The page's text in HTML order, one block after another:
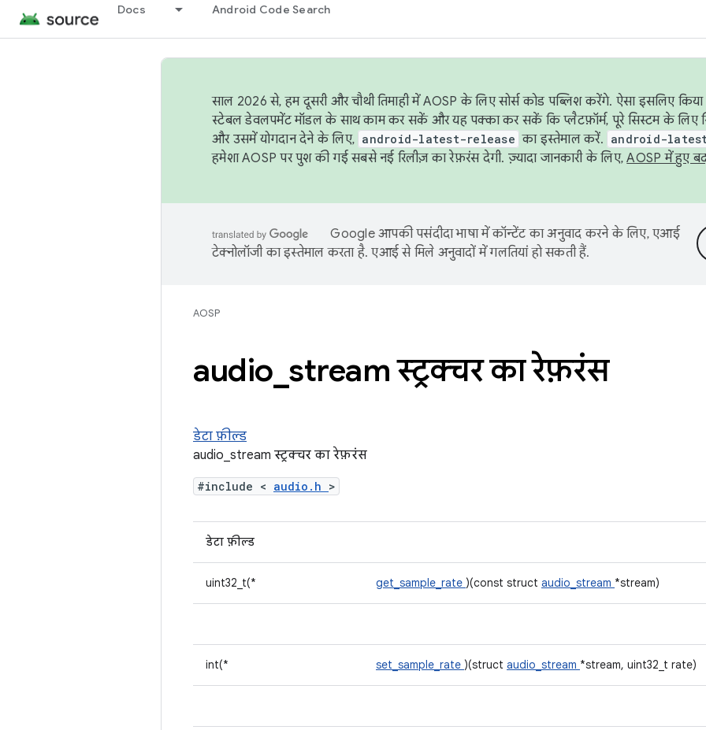
Docs Android Code Search
साल 2026 से, हम दूसरी और चौथी तिमाही में AOSP के लिए सोर्स कोड पब्लिश करेंगे. ऐसा इसलिए
स्टेबल डेवलपमेंट मॉडल के साथ काम कर सकें और यह पक्का कर सकें कि प्लैटफ़ॉर्म, पूरे सिस्टम के लिए
और उसमें योगदान देने के लिए, android-latest-release का इस्तेमाल करें. android-
हमेशा AOSP पर पुश की गई सबसे नई रिलीज़ का रेफ़रंस देगी. ज़्यादा जानकारी के लिए,AOSP में हुए
Google आपकी पसंदीदा भाषा में कॉन्टेंट का अनुवाद करने के लिए, एआई
टेक्नोलॉजी का इस्तेमाल करता है. एआई से मिले अनुवादों में गलतियां हो सकती हैं.
AOSP
audio stream स्ट्रक्चर का रेफ़रंस
डेटा फ़ील्ड
audio_stream स्ट्रक्चर का रेफ़रंस
#include < audio.h >
डेटा फ़ील्ड
uint32_t(* get_sample_rate )(const struct audio_stream *stream)
int(* set_sample_rate )(struct audio_stream *stream, uint32_t rate)